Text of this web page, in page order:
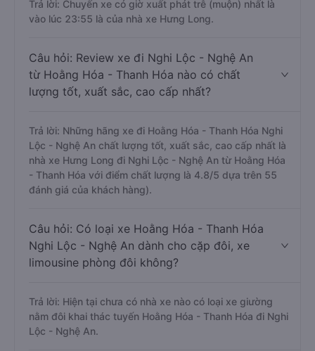
Trả lời: Chuyến xe có giờ xuất phát trễ (muộn) nhất là
vào lúc 23:55 là của nhà xe Hưng Long.
Câu hỏi: Review xe đi Nghi Lộc - Nghệ An
từ Hoằng Hóa - Thanh Hóa nào có chất
lượng tốt, xuất sắc, cao cấp nhất?
Trả lời: Những hãng xe đi Hoằng Hóa - Thanh Hóa Nghi
Lộc - Nghệ An chất lượng tốt, xuất sắc, cao cấp nhất là
nhà xe Hưng Long đi Nghi Lộc - Nghệ An từ Hoằng Hóa
- Thanh Hóa với điểm chất lượng là 4.8/5 dựa trên 55
đánh giá của khách hàng).
Câu hỏi: Có loại xe Hoằng Hóa - Thanh Hóa
Nghi Lộc - Nghệ An dành cho cặp đôi, xe
limousine phòng đôi không?
Trả lời: Hiện tại chưa có nhà xe nào có loại xe giường
nằm đôi khai thác tuyến Hoằng Hóa - Thanh Hóa đi Nghi
Lộc - Nghệ An.